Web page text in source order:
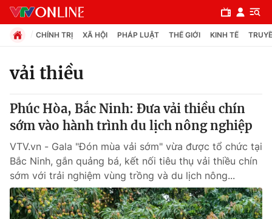
Chuyên mục
Chính trị
Xã hội
Pháp luật
CHÍNH TRỊ XÃ HỘI PHÁP LUẬT THẾ GIỚI KINH TẾ
vải thiều
Phúc Hòa, Bắc Ninh: Đưa vải thiều chín
sớm vào hành trình du lịch nông nghiệp
VTV.vn - Gala "Đón mùa vải sớm" vừa được tổ chức tại
Bắc Ninh, gắn quảng bá, kết nối tiêu thụ vải thiều chín
sớm với trải nghiệm vùng trồng và du lịch nông...